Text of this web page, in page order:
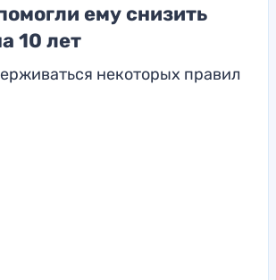
ему снизить
10 лет
некоторых правил